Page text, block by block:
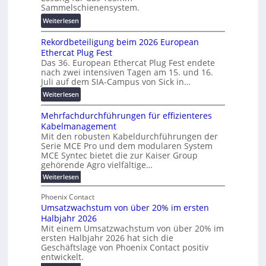
r
a
n
s
p
a
r
e
n
z
o
r
s
h
u
n
g
s
f
r
d
e
r
u
n
g
b
r
a
u
c
h
t
X
2
0
2
7
w
i
r
d
z
u
m
E
n
e
r
g
u
b
f
ü
r
Sammelschienensystem.
Weiterlesen:
W
e
i
t
e
r
e
n
t
w
i
c
k
e
l
e
N
H
-
S
i
Rekordbeteiligung beim 2026 European
Ethercat Plug Fest
Das 36. European Ethercat Plug Fest endete
nach zwei intensiven Tagen am 15. und 16.
Juli auf dem SIA-Campus von Sick in…
Weiterlesen:
R
e
k
o
r
d
b
e
e
i
l
i
g
u
Mehrfachdurchführungen für effizienteres
Kabelmanagement
Mit den robusten Kabeldurchführungen der
Serie MCE Pro und dem modularen System
MCE Syntec bietet die zur Kaiser Group
gehörende Agro vielfältige…
Weiterlesen:
M
h
r
f
a
c
h
d
u
Phoenix Contact
Umsatzwachstum von über 20% im ersten
Halbjahr 2026
Mit einem Umsatzwachstum von über 20% im
ersten Halbjahr 2026 hat sich die
Geschäftslage von Phoenix Contact positiv
entwickelt.